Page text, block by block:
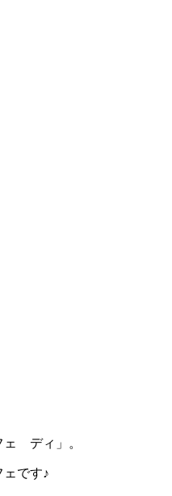
ェ ディ」。
です♪